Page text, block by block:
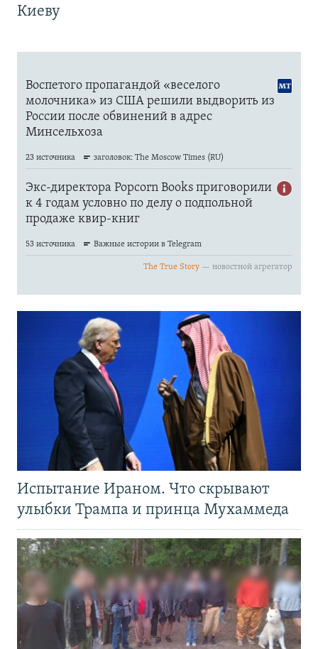
Киеву
Испытание Ираном. Что скрывают
улыбки Трампа и принца Мухаммеда